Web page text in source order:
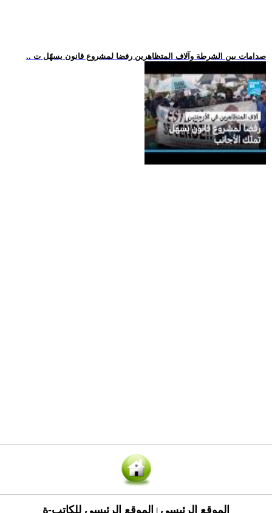
.. صدامات بين الشرطة وآلاف المتظاهرين رفضا لمشروع قانون يسهّل ت
الموقع الرئيسي الموقع الرئيسي للكاتب-ة